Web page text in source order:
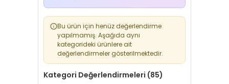
Bu ürün için henüz değerlendirme
yapılmamış. Aşağıda aynı
kategorideki ürünlere ait
değerlendirmeler gösterilmektedir.
Kategori Değerlendirmeleri (85)